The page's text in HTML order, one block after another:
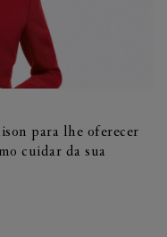
para lhe oferecer
cuidar da sua